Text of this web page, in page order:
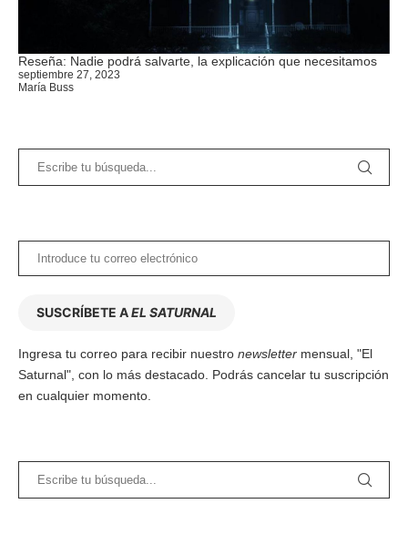
Reseña: Nadie podrá salvarte, la explicación que necesitamos
septiembre 27, 2023
María Buss
SUSCRÍBETE AEL SATURNAL
Ingresa tu correo para recibir nuestro newsletter mensual, "El
Saturnal", con lo más destacado. Podrás cancelar tu suscripción
en cualquier momento.